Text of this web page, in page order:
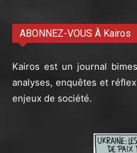
ABONNEZ-VOUS À Kairos
Kairos est un journal
analyses, enquêtes et
enjeux de société.